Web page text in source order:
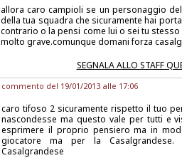
allora caro campioli se un personaggio
della tua squadra che sicuramente hai
contrario o la pensi come lui o sei tu
molto grave.comunque domani forza
SEGNALA ALLO STAFF
commento del 19/01/2013 alle 17:06
caro tifoso 2 sicuramente rispetto il tuo
nascondesse ma questo vale per tutti e
esprimere il proprio pensiero ma in
giocatore ma per la
Casalgrandese